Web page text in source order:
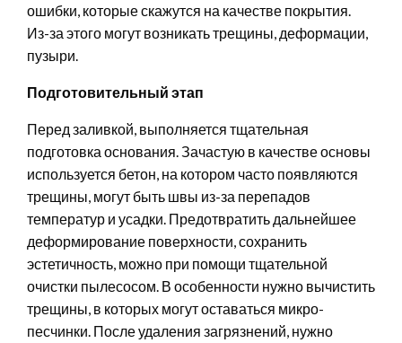
ошибки, которые скажутся на качестве покрытия.
Из-за этого могут возникать трещины, деформации,
пузыри.
Подготовительный этап
Перед заливкой, выполняется тщательная
подготовка основания. Зачастую в качестве основы
используется бетон, на котором часто появляются
трещины, могут быть швы из-за перепадов
температур и усадки. Предотвратить дальнейшее
деформирование поверхности, сохранить
эстетичность, можно при помощи тщательной
очистки пылесосом. В особенности нужно вычистить
трещины, в которых могут оставаться микро-
песчинки. После удаления загрязнений, нужно